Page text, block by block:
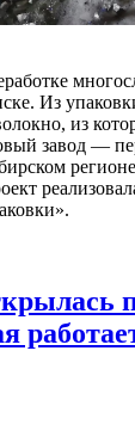
Из
из
завод —